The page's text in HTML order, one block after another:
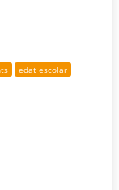
edat escolar